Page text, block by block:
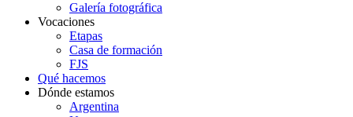
Galería fotográfica
Vocaciones
Etapas
Casa de formación
FJS
Qué hacemos
Dónde estamos
Argentina